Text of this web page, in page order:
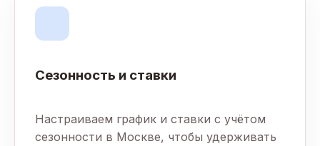
Сезонность и ставки
Настраиваем график и ставки с учётом
сезонности в Москве, чтобы удерживать